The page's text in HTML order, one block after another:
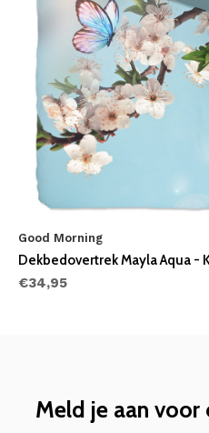
Good Morning
Dekbedovertrek Mayla Aqua -
€34,95
Meld je aan voor